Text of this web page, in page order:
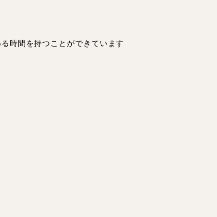
時間を持つことができています